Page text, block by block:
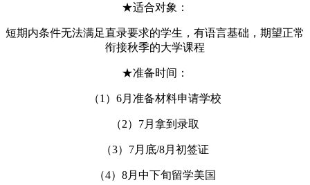
★适合对象：
短期内条件无法满足直录要求的学生，有语言基础，期望正常
衔接秋季的大学课程
★准备时间：
（1）6月准备材料申请学校
（2）7月拿到录取
（3）7月底/8月初签证
（4）8月中下旬留学美国